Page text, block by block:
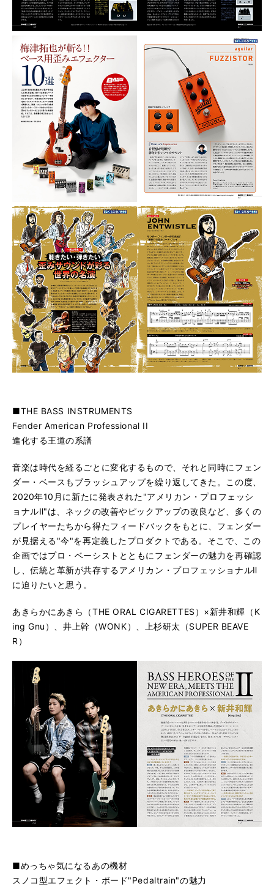
■THE BASS INSTRUMENTS
Fender American Professional II
進化する王道の系譜
音楽は時代を経るごとに変化するもので、それと同時にフェン
ダー・ベースもブラッシュアップを繰り返してきた。この度、
2020年10月に新たに発表された"アメリカン・プロフェッシ
ョナルⅡ"は、ネックの改善やピックアップの改良など、多くの
プレイヤーたちから得たフィードバックをもとに、フェンダー
が見据える"今"を再定義したプロダクトである。そこで、この
企画ではプロ・ベーシストとともにフェンダーの魅力を再確認
し、伝統と革新が共存するアメリカン・プロフェッショナルⅡ
に迫りたいと思う。
あきらかにあきら（THE ORAL CIGARETTES）×新井和輝（K
ing Gnu）、井上幹（WONK）、上杉研太（SUPER BEAVE
R）
■めっちゃ気になるあの機材
スノコ型エフェクト・ボード"Pedaltrain"の魅力